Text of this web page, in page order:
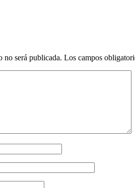
no será publicada. Los campos